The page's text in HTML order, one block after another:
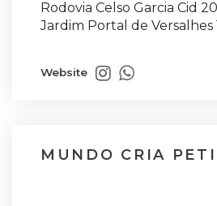
Rodovia Celso Garcia Cid
Jardim Portal de Versalhes
Website
MUNDO CRIA